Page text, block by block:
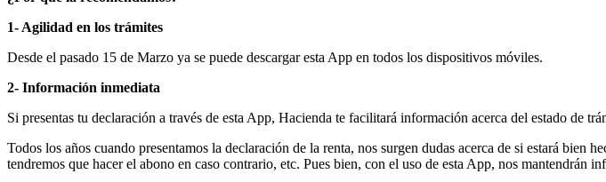
1- Agilidad en los trámites
Desde el pasado 15 de Marzo ya se puede descargar esta App en todos los dispositivos móviles.
2- Información inmediata
Si presentas tu declaración a través de esta App, Hacienda te facilitará información acerca del estado de
Todos los años cuando presentamos la declaración de la renta, nos surgen dudas acerca de si estará
tendremos que hacer el abono en caso contrario, etc. Pues bien, con el uso de esta App, nos mantendrán